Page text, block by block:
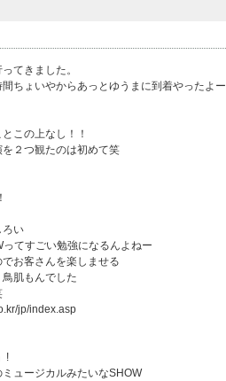
てきました。
ちょいやからあっとゆうまに到着やったよー
この上なし！！
２つ観たのは初めて笑
ろい
てすごい勉強になるんよねー
お客さんを楽しませる
肌もんでした
jp/index.asp
!
ュージカルみたいなSHOW